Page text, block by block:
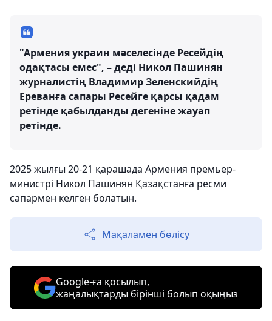
"Армения украин мәселесінде Ресейдің
одақтасы емес", – деді Никол Пашинян
журналистің Владимир Зеленскийдің
Ереванға сапары Ресейге қарсы қадам
ретінде қабылданды дегеніне жауап
ретінде.
2025 жылғы 20-21 қарашада Армения премьер-
министрі Никол Пашинян Қазақстанға ресми
сапармен келген болатын.
Мақаламен бөлісу
Google-ға қосылып,
жаңалықтарды бірінші болып оқыңыз